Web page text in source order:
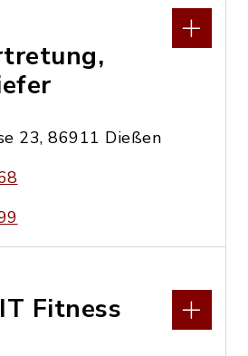
23, 86911 Dießen
Fitness